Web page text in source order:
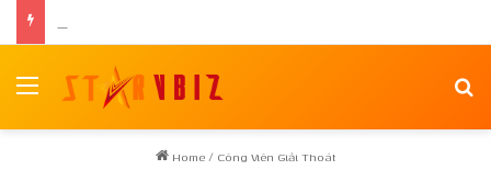
Menu
Home/ Công Viên Giải Thoát